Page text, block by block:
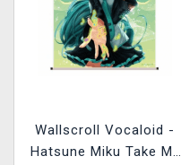
Wallscroll Vocaloid -
Hatsune Miku Take My